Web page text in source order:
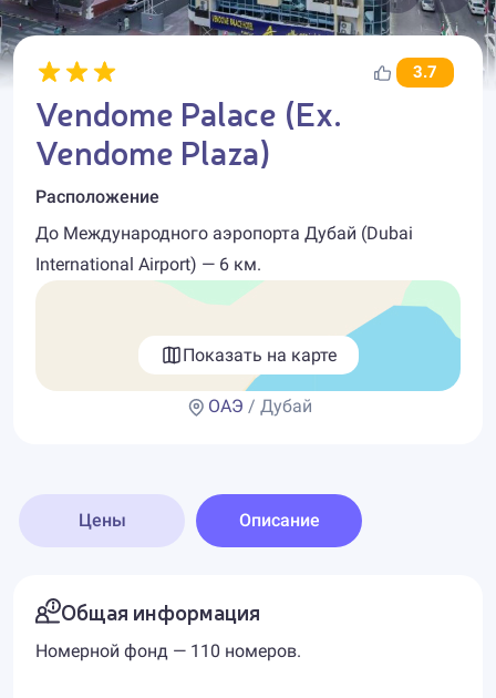
3.7
Vendome Palace (Ex.
Vendome Plaza)
Расположение
До Международного аэропорта Дубай (Dubai
International Airport) — 6 км.
Показать на карте
ОАЭ / Дубай
Цены Описание
Общая информация
Номерной фонд — 110 номеров.